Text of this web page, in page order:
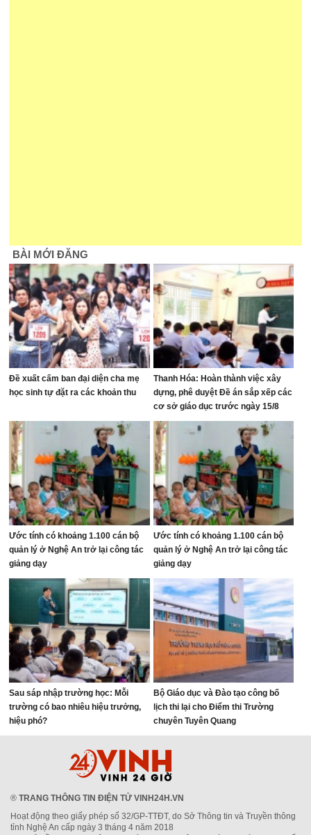
BÀI MỚI ĐĂNG
Đề xuất cấm ban đại diện cha mẹ
học sinh tự đặt ra các khoản thu
Thanh Hóa: Hoàn thành việc xây
dựng, phê duyệt Đề án sắp xếp các
cơ sở giáo dục trước ngày 15/8
Ước tính có khoảng 1.100 cán bộ
quản lý ở Nghệ An trở lại công tác
giảng dạy
Ước tính có khoảng 1.100 cán bộ
quản lý ở Nghệ An trở lại công tác
giảng dạy
Sau sáp nhập trường học: Mỗi
trường có bao nhiêu hiệu trưởng,
hiệu phó?
Bộ Giáo dục và Đào tạo công bố
lịch thi lại cho Điểm thi Trường
chuyên Tuyên Quang
® TRANG THÔNG TIN ĐIỆN TỬ VINH24H.VN
Hoạt động theo giấy phép số 32/GP-TTĐT, do Sở Thông tin và Truyền thông
tỉnh Nghệ An cấp ngày 3 tháng 4 năm 2018